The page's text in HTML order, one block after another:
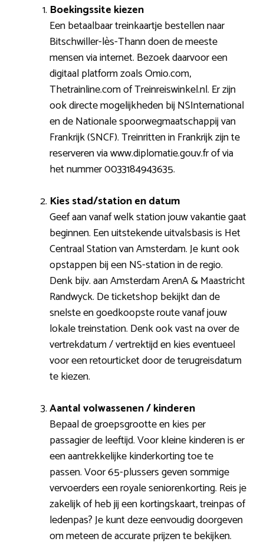
Boekingssite kiezen
Een betaalbaar treinkaartje bestellen naar
Bitschwiller-lès-Thann doen de meeste
mensen via internet. Bezoek daarvoor een
digitaal platform zoals Omio.com,
Thetrainline.com of Treinreiswinkel.nl. Er zijn
ook directe mogelijkheden bij NSInternational
en de Nationale spoorwegmaatschappij van
Frankrijk (SNCF). Treinritten in Frankrijk zijn te
reserveren via www.diplomatie.gouv.fr of via
het nummer 0033184943635.
Kies stad/station en datum
Geef aan vanaf welk station jouw vakantie gaat
beginnen. Een uitstekende uitvalsbasis is Het
Centraal Station van Amsterdam. Je kunt ook
opstappen bij een NS-station in de regio.
Denk bijv. aan Amsterdam ArenA & Maastricht
Randwyck. De ticketshop bekijkt dan de
snelste en goedkoopste route vanaf jouw
lokale treinstation. Denk ook vast na over de
vertrekdatum / vertrektijd en kies eventueel
voor een retourticket door de terugreisdatum
te kiezen.
Aantal volwassenen / kinderen
Bepaal de groepsgrootte en kies per
passagier de leeftijd. Voor kleine kinderen is er
een aantrekkelijke kinderkorting toe te
passen. Voor 65-plussers geven sommige
vervoerders een royale seniorenkorting. Reis je
zakelijk of heb jij een kortingskaart, treinpas of
ledenpas? Je kunt deze eenvoudig doorgeven
om meteen de accurate prijzen te bekijken.